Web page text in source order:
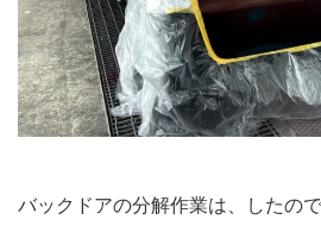
バックドアの分解作業は、したの